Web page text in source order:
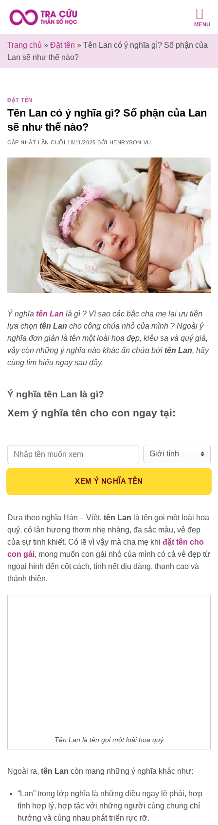
qua
dung
MENU
Trang chủ » Đặt tên » Tên Lan có ý nghĩa gì? Số phận của
Lan sẽ như thế nào?
ĐẶT TÊN
Tên Lan có ý nghĩa gì? Số phận của Lan
sẽ như thế nào?
CẬP NHẬT LẦN CUỐI 18/11/2025 BỞI HENRYSON VU
Ý nghĩa tên Lan là gì ? Vì sao các bậc cha mẹ lại ưu tiên
lựa chọn tên Lan cho công chúa nhỏ của mình ? Ngoài ý
nghĩa đơn giản là tên một loài hoa đẹp, kiêu sa và quý giá,
vậy còn những ý nghĩa nào khác ẩn chứa bởi tên Lan, hãy
cùng tìm hiểu ngay sau đây.
Ý nghĩa tên Lan là gì?
Xem ý nghĩa tên cho con ngay tại:
XEM Ý NGHĨA TÊN
Dựa theo nghĩa Hán – Việt, tên Lan là tên gọi một loài hoa
quý, có làn hương thơm nhẹ nhàng, đa sắc màu, vẻ đẹp
của sự tinh khiết. Có lẽ vì vậy mà cha mẹ khi đặt tên cho
con gái, mong muốn con gái nhỏ của mình có cả vẻ đẹp từ
ngoại hình đến cốt cách, tính nết dịu dàng, thanh cao và
thánh thiện.
Tên Lan là tên gọi một loài hoa quý
Ngoài ra, tên Lan còn mang những ý nghĩa khác như:
“Lan” trong lớp nghĩa là những điều ngay lẽ phải, hợp
tình hợp lý, hợp tác với những người cùng chung chí
hướng và cùng nhau phát triển rực rỡ.